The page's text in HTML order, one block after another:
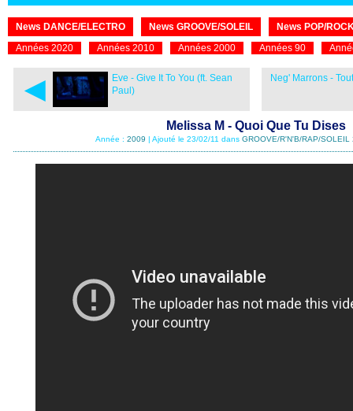
News DANCE/ELECTRO News GROOVE/SOLEIL
News POP/
Années 2020
Années 2010 Années 2000 Années 90
◄
Eve - Give It To You (ft. Sean
Paul)
Neg' Marrons -
Melissa M - Quoi Que Tu Dises
Année : 2009 | Ajouté le 23/02/11 dans GROOVE/R'N'B/RAP/SOLEIL